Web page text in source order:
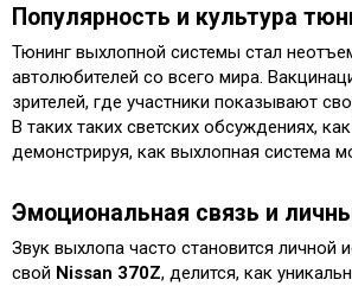
Популярность и культура
Тюнинг выхлопной системы стал
автолюбителей со всего мира.
зрителей, где участники показывают
В таких таких светских обсуждениях, как
демонстрируя, как выхлопная система
Эмоциональная связь и
Звук выхлопа часто становится
свой Nissan 370Z, делится, как